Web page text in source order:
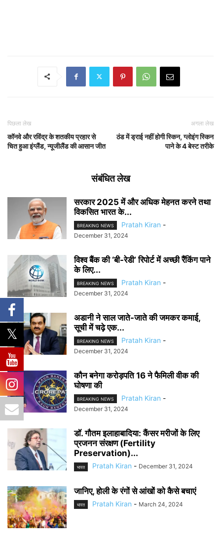
पिछला लेख
कॉनवे और रविंद्र के शतकीय प्रहार से
चित हुआ इंग्लैंड, न्यूजीलैंड की आसान जीत
अगला लेख
ठंड में ड्राई नहीं होगी स्किन, ग्लोइंग स्किन
पाने के 4 बेस्ट तरीके
संबंधित लेख
सरकार 2025 में और अधिक मेहनत करने तथा
विकसित भारत के...
BREAKING NEWS Pratah Kiran -
December 31, 2024
विश्व बैंक की ‘बी-रेडी’ रिपोर्ट में अच्छी रैंकिंग पाने
के लिए...
BREAKING NEWS Pratah Kiran -
December 31, 2024
अडानी ने साल जाते-जाते की जमकर कमाई,
सूची में चढ़े एक...
BREAKING NEWS Pratah Kiran -
December 31, 2024
कौन बनेगा करोड़पति 16 ने फैमिली वीक की
घोषणा की
BREAKING NEWS Pratah Kiran -
December 31, 2024
डॉ. गौतम इलाहाबादिया: कैंसर मरीजों के लिए
प्रजनन संरक्षण (Fertility
Preservation)...
भारत Pratah Kiran - December 31, 2024
जानिए, होली के रंगों से आंखों को कैसे बचाएं
भारत Pratah Kiran - March 24, 2024